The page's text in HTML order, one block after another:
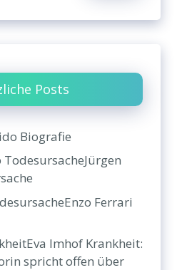
Posts
Biografie
Jürgen
Enzo Ferrari
Eva Imhof Krankheit:
spricht offen über